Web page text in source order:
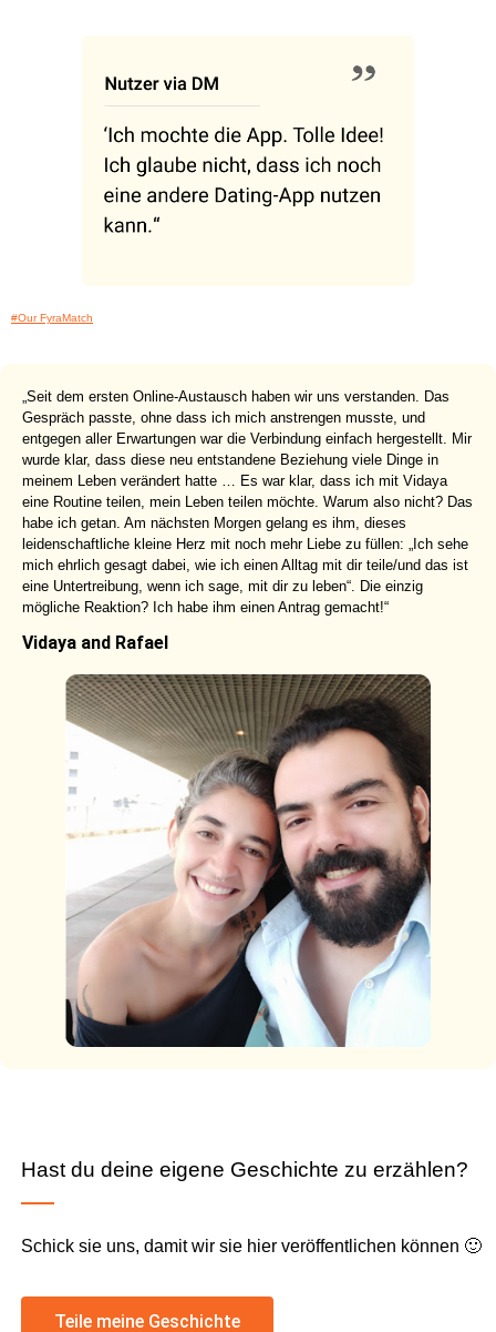
#Our FyraMatch
„Seit dem ersten Online-Austausch haben wir uns verstanden. Das
Gespräch passte, ohne dass ich mich anstrengen musste, und
entgegen aller Erwartungen war die Verbindung einfach hergestellt. Mir
wurde klar, dass diese neu entstandene Beziehung viele Dinge in
meinem Leben verändert hatte … Es war klar, dass ich mit Vidaya
eine Routine teilen, mein Leben teilen möchte. Warum also nicht? Das
habe ich getan. Am nächsten Morgen gelang es ihm, dieses
leidenschaftliche kleine Herz mit noch mehr Liebe zu füllen: „Ich sehe
mich ehrlich gesagt dabei, wie ich einen Alltag mit dir teile/und das ist
eine Untertreibung, wenn ich sage, mit dir zu leben“. Die einzig
mögliche Reaktion? Ich habe ihm einen Antrag gemacht!“
Vidaya and Rafael
Hast du deine eigene Geschichte zu erzählen?
Schick sie uns, damit wir sie hier veröffentlichen können 🙂
Teile meine Geschichte